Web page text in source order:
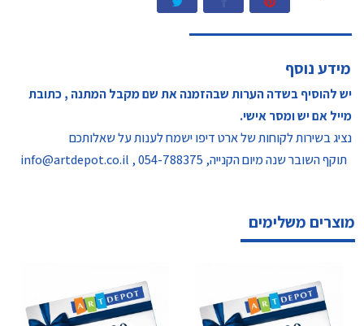
מידע נוסף
יש להוסיף בשדה הערות שבהזמנה את שם מקבל המתנה , כתובת
מייל אם יש ומסר אישי.
נציג בשירות לקוחות של ארט דיפו ישמח לענות על שאלותכם
תוקף השובר שנה מיום הקנייה, info@artdepot.co.il , 054-788375
מוצרים משלימים